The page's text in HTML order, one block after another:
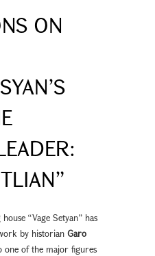
ON
“Vage Setyan” has
by historian Garo
one of the major figures